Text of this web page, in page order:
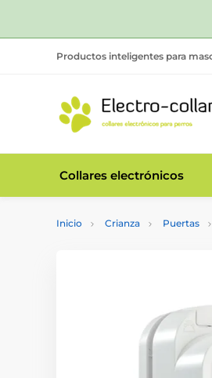
Productos inteligentes para
Collares electrónicos
Inicio Crianza Puertas